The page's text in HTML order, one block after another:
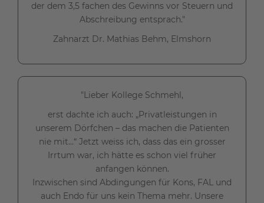
der dem 3,5 fachen des Gewinns vor Steuern und
Abschreibung entsprach."
Zahnarzt Dr. Mathias Behm, Elmshorn
"Lieber Kollege Schmehl,
erst dachte ich auch: „Privatleistungen in
unserem Dörfchen – das machen die Patienten
nie mit…“ Jetzt weiss ich, dass das ein grosser
Irrtum war, ich hätte es schon viel früher
anfangen können.
Inzwischen sind Abdingungen für Kons, FAL und
auch Endo für uns kein Thema mehr. Unsere